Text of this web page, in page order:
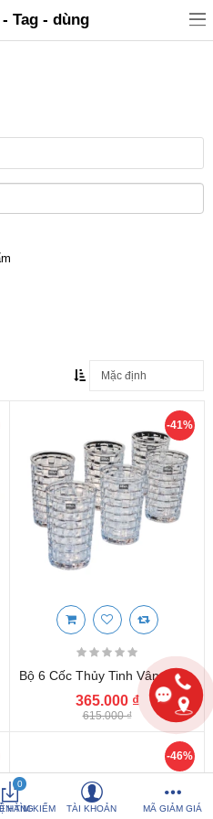
TÌM KIẾM
0
HÀNG TÀI KHOẢN MÃ GIẢM GIÁ
Tag - dùng
-41%
Bộ 6 Cốc Thủy Tinh Vân Caro 350ml Seka SKT35S6 Màu Trắng
365.000 ₫
615.000 ₫
-46%